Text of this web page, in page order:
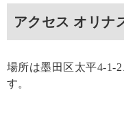
アクセス オリナ
場所は墨田区太平4-1-
す。